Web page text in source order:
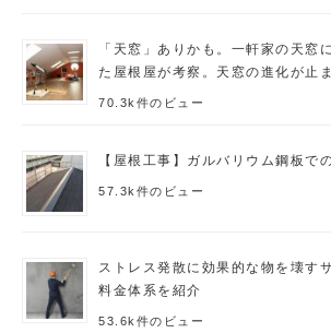
「天窓」ありかも。一軒家の天窓
た屋根屋が考察。天窓の進化が止
70.3k件のビュー
【屋根工事】ガルバリウム鋼板で
57.3k件のビュー
ストレス発散に効果的な物を壊す
料金体系を紹介
53.6k件のビュー